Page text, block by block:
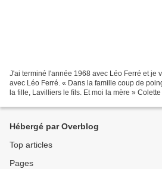
J'ai terminé l'année 1968 avec Léo Ferré et je
avec Léo Ferré. « Dans la famille coup de
la fille, Lavilliers le fils. Et moi la mère »
https://bibliotheques.paris.fr/userfiles/file/
Hébergé par Overblog
Top articles
Pages